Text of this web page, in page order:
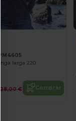
larga 220
28,00 € Comprar